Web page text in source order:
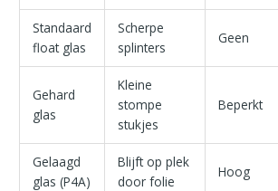
Standaard
float glas
Scherpe
splinters
Geen
Gehard
glas
Kleine
stompe
stukjes
Beperkt
Gelaagd
glas (P4A)
Blijft op plek
door folie
Hoog